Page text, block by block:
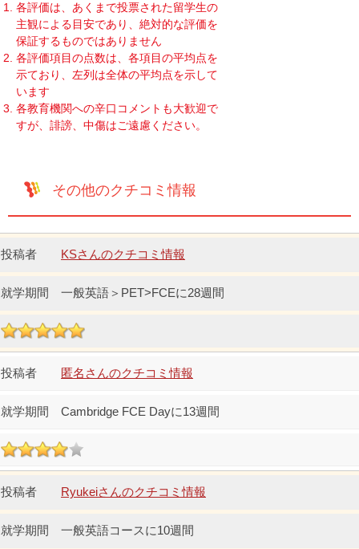
各評価は、あくまで投票された留学生の
主観による目安であり、絶対的な評価を
保証するものではありません
各評価項目の点数は、各項目の平均点を
示ており、左列は全体の平均点を示して
います
各教育機関への辛口コメントも大歓迎で
すが、誹謗、中傷はご遠慮ください。
その他のクチコミ情報
KSさんのクチコミ情報
一般英語＞PET>FCEに28週間
匿名さんのクチコミ情報
Cambridge FCE Dayに13週間
Ryukeiさんのクチコミ情報
一般英語コースに10週間